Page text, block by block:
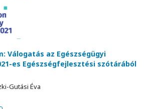
Válogatás az Egészségügyi
es Egészségfejlesztési szótárából
Gutási Éva